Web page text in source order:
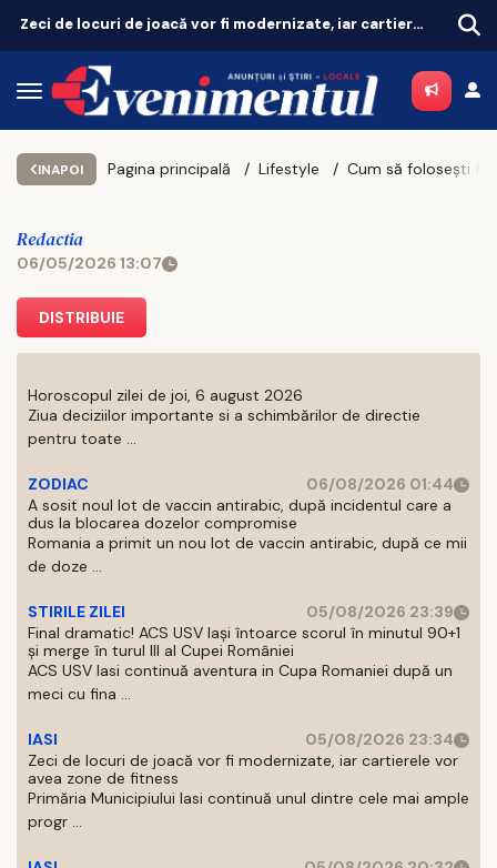
Zeci de locuri de joacă vor fi modernizate, iar cartierele vor avea zone de fitness
INAPOI Pagina principală Lifestyle
Redactia
06/05/2026 13:07
DISTRIBUIE
Horoscopul zilei de joi, 6 august 2026
Ziua deciziilor importante si a schimbărilor de directie
pentru toate ...
ZODIAC
06/08/2026 01:44
A sosit noul lot de vaccin antirabic, după incidentul care a
dus la blocarea dozelor compromise
Romania a primit un nou lot de vaccin antirabic, după ce mii
de doze ...
STIRILE ZILEI
05/08/2026 23:39
Final dramatic! ACS USV Iași întoarce scorul în minutul 90+1
și merge în turul III al Cupei României
ACS USV Iasi continuă aventura in Cupa Romaniei după un
meci cu fina ...
IASI
05/08/2026 23:34
Zeci de locuri de joacă vor fi modernizate, iar cartierele vor
avea zone de fitness
Primăria Municipiului Iasi continuă unul dintre cele mai ample
progr ...